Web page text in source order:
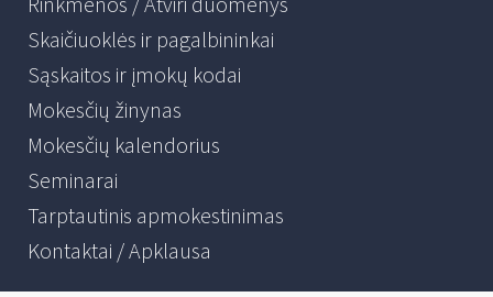
Skaičiuoklės ir pagalbininkai
Sąskaitos ir įmokų kodai
Mokesčių žinynas
Mokesčių kalendorius
Seminarai
Tarptautinis apmokestinimas
Kontaktai / Apklausa